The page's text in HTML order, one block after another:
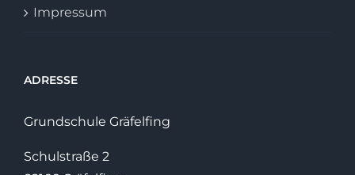
Impressum
ADRESSE
Grundschule Gräfelfing
Schulstraße 2